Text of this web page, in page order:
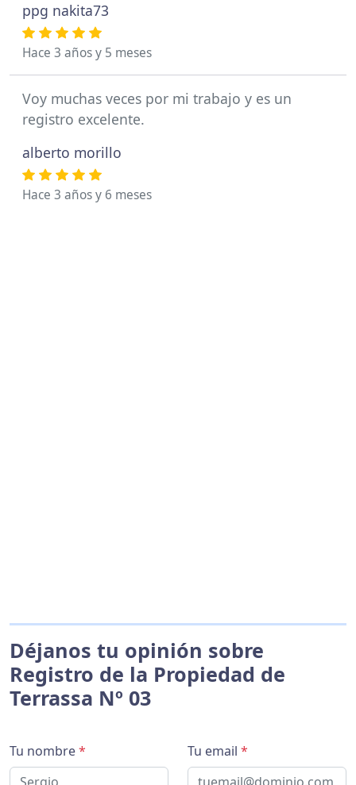
ppg nakita73
Hace 3 años y 5 meses
Voy muchas veces por mi trabajo y es un
registro excelente.
alberto morillo
Hace 3 años y 6 meses
Déjanos tu opinión sobre
Registro de la Propiedad de
Terrassa Nº 03
Tu nombre* Tu email *